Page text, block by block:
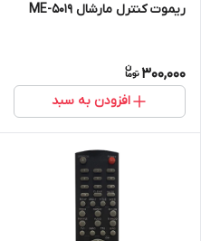
ریموت کنترل مارشال ME-5019
300,000
افزودن به سبد